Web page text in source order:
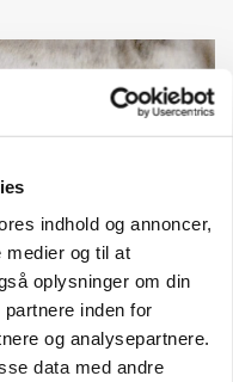
indhold og annoncer,
medier og til at
oplysninger om din
inden for
og analysepartnere.
data med andre
procent